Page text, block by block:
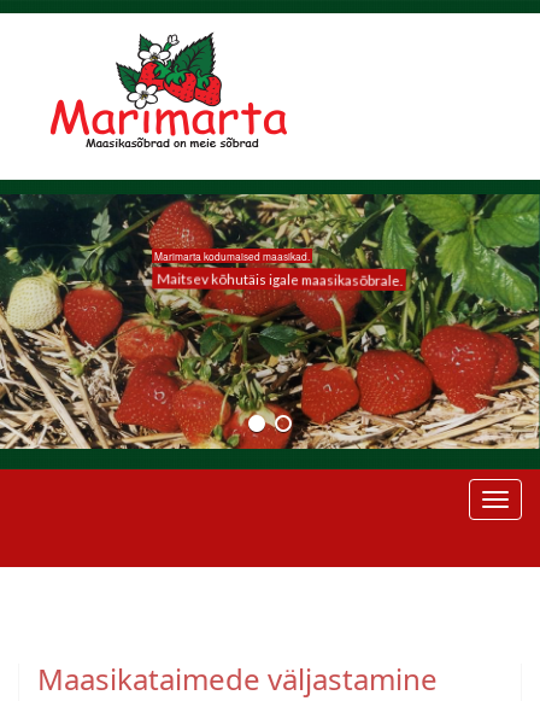
Maitsev kõhutäis igale maasikasõbrale.
Marimarta kodumaised maasikad.
Maasikataimede väljastamine